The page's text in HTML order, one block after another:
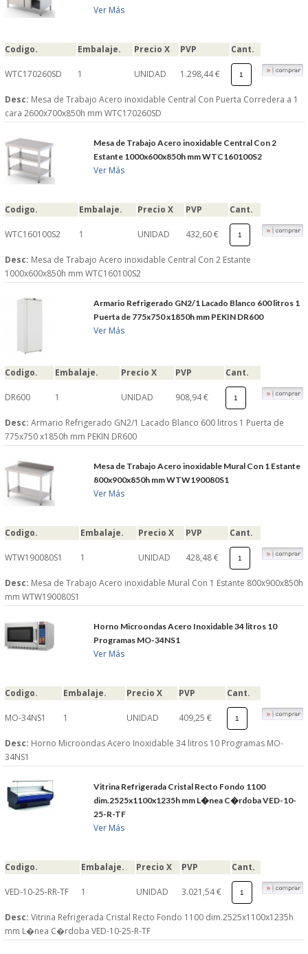
Ver Más
Codigo. Embalaje. Precio X PVP Cant.
WTC170260SD 1 UNIDAD 1.298,44 €
Desc: Mesa de Trabajo Acero inoxidable Central Con Puerta Corredera a 1
cara 2600x700x850h mm WTC170260SD
Mesa de Trabajo Acero inoxidable Central Con 2
Estante 1000x600x850h mm WTC160100S2
Ver Más
Codigo. Embalaje. Precio X PVP Cant.
WTC160100S2 1 UNIDAD 432,60 €
Desc: Mesa de Trabajo Acero inoxidable Central Con 2 Estante
1000x600x850h mm WTC160100S2
Armario Refrigerado GN2/1 Lacado Blanco 600 litros 1
Puerta de 775x750 x1850h mm PEKIN DR600
Ver Más
Codigo. Embalaje. Precio X PVP Cant.
DR600 1 UNIDAD 908,94 €
Desc: Armario Refrigerado GN2/1 Lacado Blanco 600 litros 1 Puerta de
775x750 x1850h mm PEKIN DR600
Mesa de Trabajo Acero inoxidable Mural Con 1 Estante
800x900x850h mm WTW190080S1
Ver Más
Codigo. Embalaje. Precio X PVP Cant.
WTW190080S1 1 UNIDAD 428,48 €
Desc: Mesa de Trabajo Acero inoxidable Mural Con 1 Estante 800x900x850h
mm WTW190080S1
Horno Microondas Acero Inoxidable 34 litros 10
Programas MO-34NS1
Ver Más
Codigo. Embalaje. Precio X PVP Cant.
MO-34NS1 1 UNIDAD 409,25 €
Desc: Horno Microondas Acero Inoxidable 34 litros 10 Programas MO-
34NS1
Vitrina Refrigerada Cristal Recto Fondo 1100
dim.2525x1100x1235h mm L�nea C�rdoba VED-10-
25-R-TF
Ver Más
Codigo. Embalaje. Precio X PVP Cant.
VED-10-25-RR-TF 1 UNIDAD 3.021,54 €
Desc: Vitrina Refrigerada Cristal Recto Fondo 1100 dim.2525x1100x1235h
mm L�nea C�rdoba VED-10-25-R-TF